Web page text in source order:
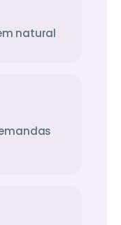
natural